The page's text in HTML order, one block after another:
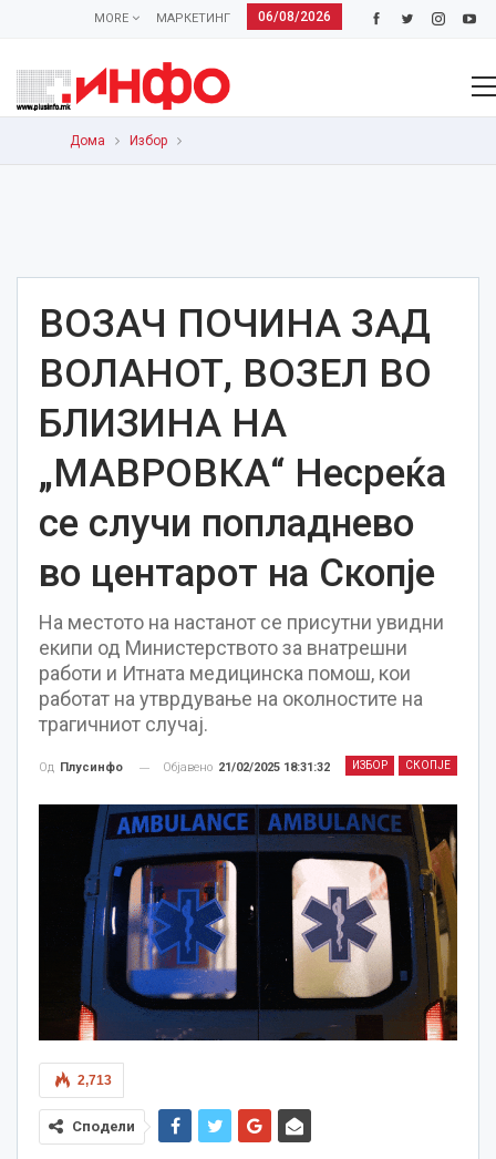
06/08/2026
МАРКЕТИНГ
MORE
Дома Избор
ВОЗАЧ ПОЧИНА ЗАД
ВОЛАНОТ, ВОЗЕЛ ВО
БЛИЗИНА НА
„МАВРОВКА“ Несреќа
се случи попладнево
во центарот на Скопје
На местото на настанот се присутни увидни
екипи од Министерството за внатрешни
работи и Итната медицинска помош, кои
работат на утврдување на околностите на
трагичниот случај.
ИЗБОР СКОПЈЕ
Од Плусинфо Објавено 21/02/2025 18:31:32
2,713
Сподели